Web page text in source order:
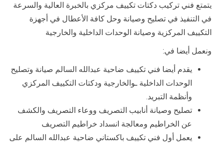
يتمتع فني تركيب دكتات تكييف مركزي بالخبرة العالية والسرعة
في التنفيذ في تصليح وصيانة وحل كافة الأعطال في أجهزة
التكييف المركزية وصيانة الوحدات الداخلية والخارجية
ونعمل أيضا في:
يقدم أيضا فني تكييف ضاحية عبدالله السالم صيانة وتصليح
الوحدات الداخلية ـوالخارجية ودكتات التكييف المركزي
وأنظمة التبريد.
تصليح وصيانة أنابيب التصريف ووعاء التصريف والكشف
عن الخراطيم ومعالجة انسداد خراطيم التصريف
يعمل أول فني تكييف باكستاني ضاحية عبدالله السالم على